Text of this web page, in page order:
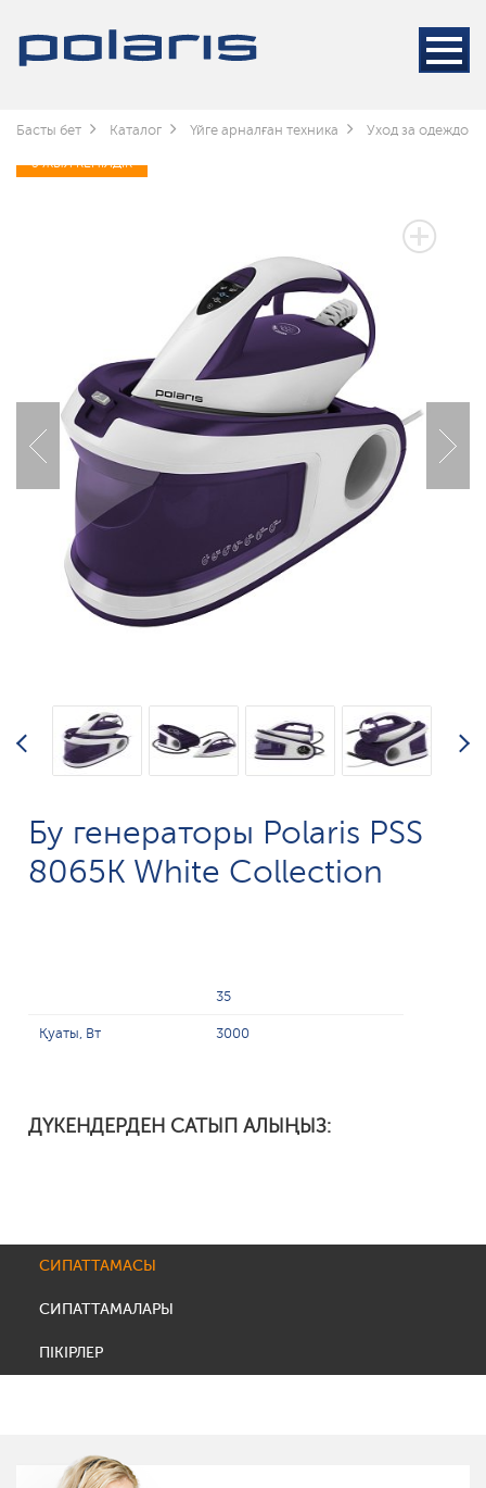
Басты бет Каталог Үйге арналған техника Уход за одеждой
3 ЖЫЛ КЕПІЛДІК
Бу генераторы Polaris PSS
8065K White Collection
35
Қуаты, Вт 3000
ДҮКЕНДЕРДЕН САТЫП АЛЫҢЫЗ:
СИПАТТАМАСЫ
СИПАТТАМАЛАРЫ
ПІКІРЛЕР